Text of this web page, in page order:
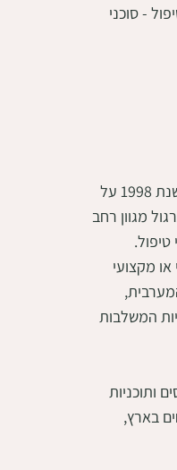
- סוכני
מרכז גוף נפש ברמת השרון הוקם בשנת 1998 על
מגוון רחב
או מקצועי
המשלבות
ותוכניות
בארץ,